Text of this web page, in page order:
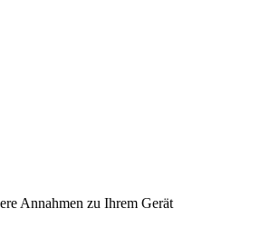
Annahmen zu Ihrem Gerät